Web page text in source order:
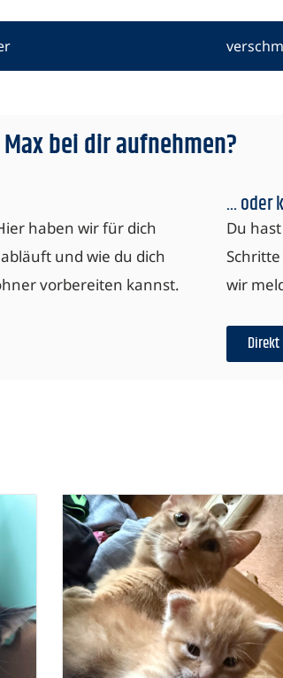
bei dir aufnehmen?
haben wir für dich
und wie du dich
vorbereiten kannst.
... oder
Du
wir